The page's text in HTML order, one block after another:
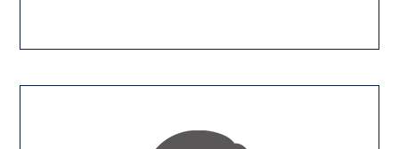
リモート相談